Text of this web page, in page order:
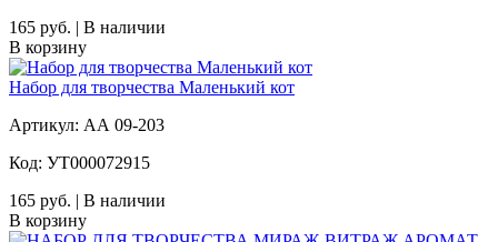
165 руб. | В наличии
В корзину
Набор для творчества Маленький кот
Артикул: АА 09-203
Код: УТ000072915
165 руб. | В наличии
В корзину